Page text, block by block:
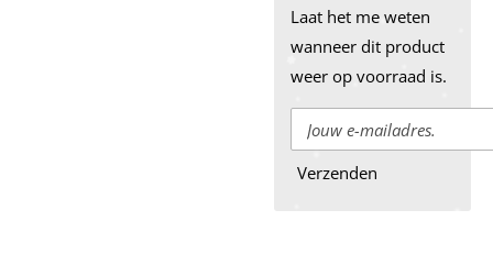
Laat het me weten
wanneer dit product
weer op voorraad is.
Verzenden